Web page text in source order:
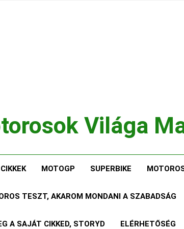
Világa
CIKKEK MOTOGP SUPERBIKE
TESZT, AKAROM MONDANI A SZABADSÁG
A SAJÁT CIKKED, STORYD ELÉRHETŐSÉG